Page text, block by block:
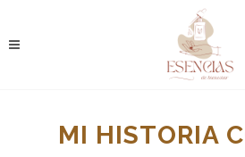
MI HISTORIA